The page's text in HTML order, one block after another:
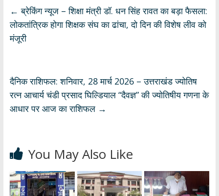
s
A
b
o
gr
a
e
dI
e
← ब्रेकिंग न्यूज – शिक्षा मंत्री डॉ. धन सिंह रावत का बड़ा फैसला:
लोकतांत्रिक होगा शिक्षक संघ का ढांचा, दो दिन की विशेष लीव को
मंजूरी
दैनिक राशिफल: शनिवार, 28 मार्च 2026 – उत्तराखंड ज्योतिष
रत्न आचार्य चंडी प्रसाद घिल्डियाल “दैवज्ञ” की ज्योतिषीय गणना के
आधार पर आज का राशिफल →
You May Also Like